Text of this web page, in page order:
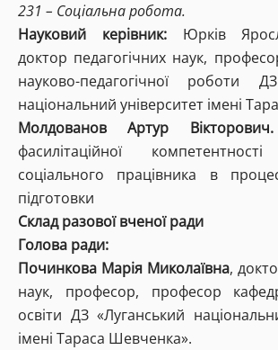
231 – Соціальна робота.
Науковий керівник:Юрків
доктор педагогічних наук,
науково-педагогічної роботи
національний університет імені
Молдованов Артур
фасилітаційної
соціального працівника в
підготовки
Склад разової вченої ради
Голова ради:
Починкова Марія Миколаївна,
наук, професор, професор
освіти ДЗ «Луганський
імені Тараса Шевченка».